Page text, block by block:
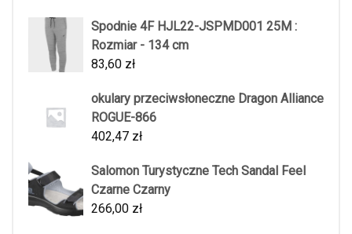
Spodnie 4F HJL22-JSPMD001 25M :
Rozmiar - 134 cm
83,60 zł
okulary przeciwsłoneczne Dragon Alliance
ROGUE-866
402,47 zł
Salomon Turystyczne Tech Sandal Feel
Czarne Czarny
266,00 zł